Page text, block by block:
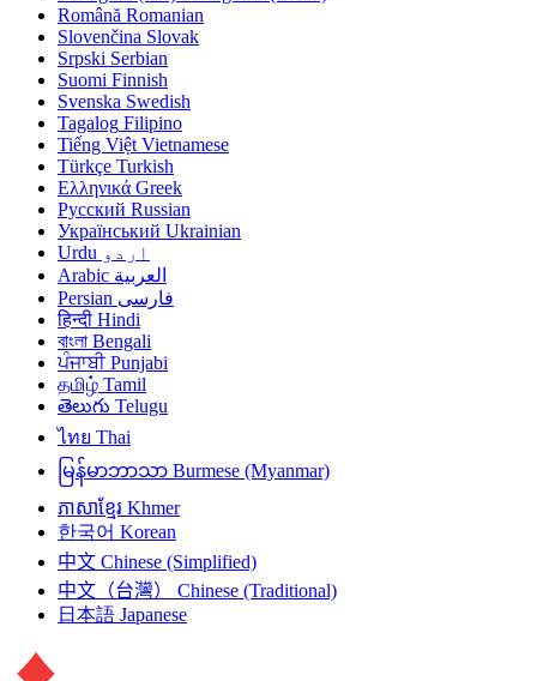
Română Romanian
Slovenčina Slovak
Srpski Serbian
Suomi Finnish
Svenska Swedish
Tagalog Filipino
Tiếng Việt Vietnamese
Türkçe Turkish
Ελληνικά Greek
Русский Russian
Український Ukrainian
اردو Urdu
العربية Arabic
فارسی Persian
हिन्दी Hindi
বাংলা Bengali
ਪੰਜਾਬੀ Punjabi
தமிழ் Tamil
తెలుగు Telugu
ไทย Thai
မြန်မာဘာသာ Burmese (Myanmar)
ភាសាខ្មែរ Khmer
한국어 Korean
中文 Chinese (Simplified)
中文（台灣）
Chinese (Traditional)
日本語 Japanese